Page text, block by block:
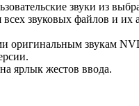
звуки из
звуковых файлов и
оригинальным звукам
ярлык жестов ввода.